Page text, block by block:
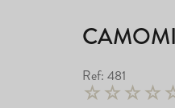
Ref: 481
☆☆☆☆
3 º Garrafa